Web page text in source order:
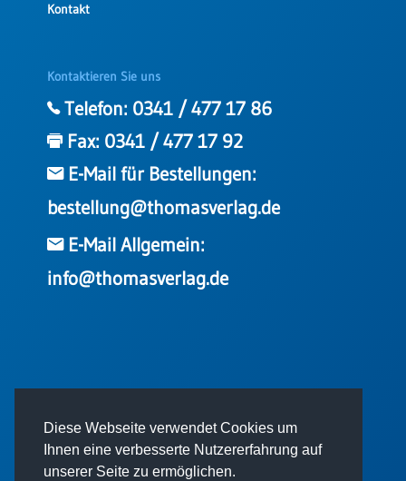
Diese Webseite verwendet Cookies um
Ihnen eine verbesserte Nutzererfahrung auf
unserer Seite zu ermöglichen.
Kontakt
Kontaktieren Sie uns
Telefon: 0341 / 477 17 86
Fax: 0341 / 477 17 92
E-Mail für Bestellungen:
bestellung@thomasverlag.de
E-Mail Allgemein:
info@thomasverlag.de